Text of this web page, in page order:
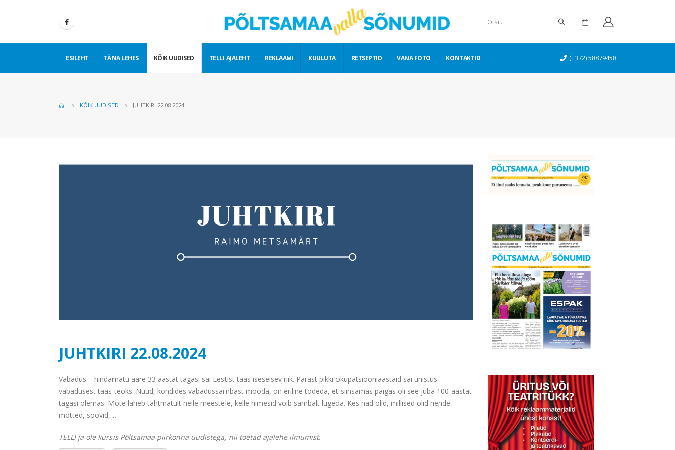
ESILEHT TÄNA LEHES KÕIK UUDISED TELLI AJALEHT REKLAAMI KUULUTA RETSEPTID VANA FOTO KONTAKTID (+372) 58879458
KÕIK UUDISED JUHTKIRI 22.08.2024
JUHTKIRI 22.08.2024
Vabadus – hindamatu aare 33 aastat tagasi sai Eestist taas iseseisev riik. Pärast pikki okupatsiooniaastaid sai unistus
vabadusest taas teoks. Nüüd, kõndides vabadussambast mööda, on eriline tõdeda, et siinsamas paigas oli see juba 100 aastat
tagasi olemas. Mõte läheb tahtmatult neile meestele, kelle nimesid võib sambalt lugeda. Kes nad olid, millised olid nende
mõtted, soovid,…
TELLI ja ole kursis Põltsamaa piirkonna uudistega, nii toetad ajalehe ilmumist.